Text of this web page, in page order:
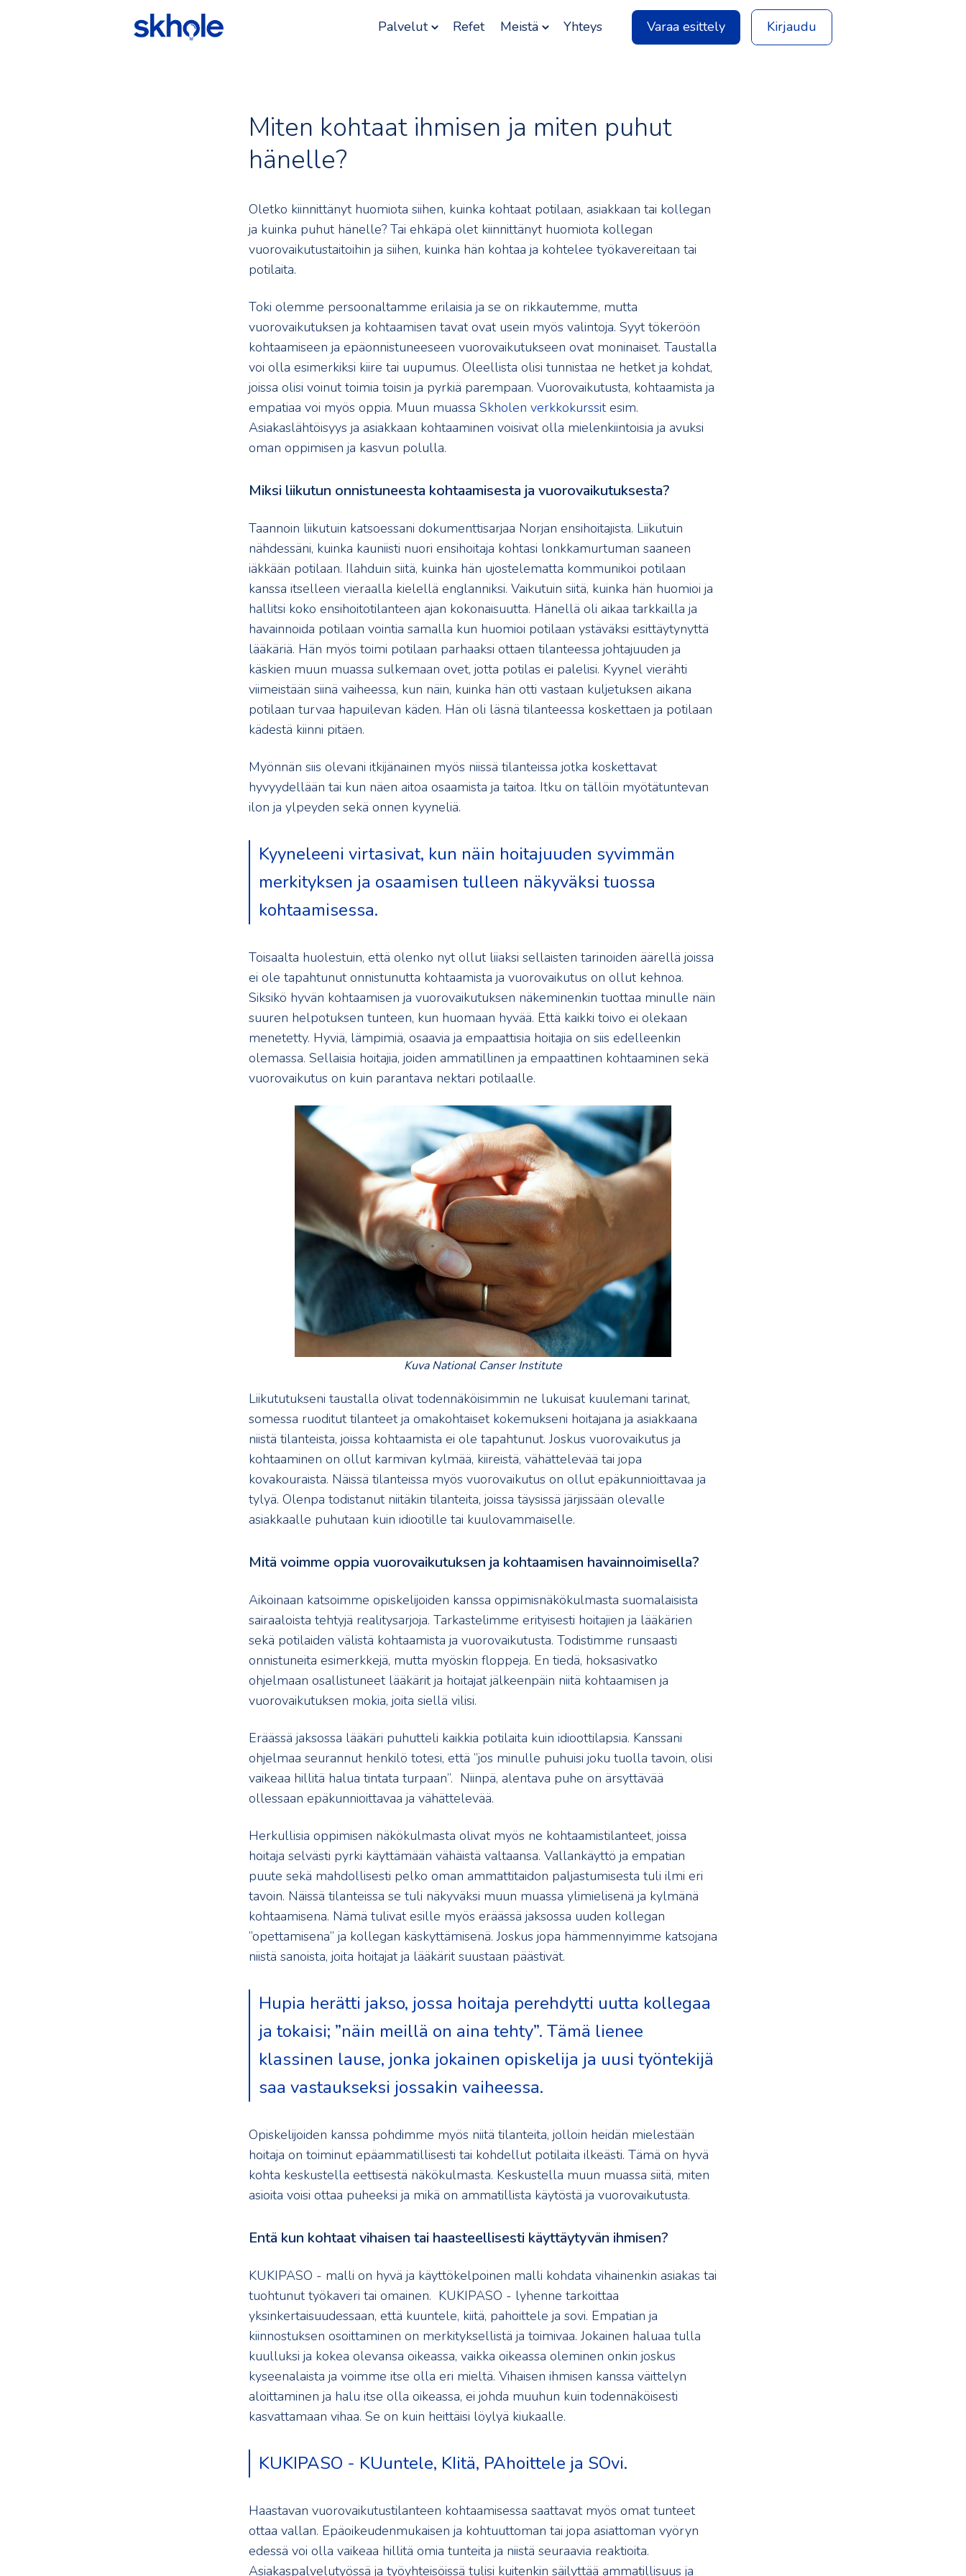
Palvelut Refet Meistä Yhteys Varaa esittely Kirjaudu
Miten kohtaat ihmisen ja miten puhut
hänelle?
Oletko kiinnittänyt huomiota siihen, kuinka kohtaat potilaan, asiakkaan tai kollegan
ja kuinka puhut hänelle? Tai ehkäpä olet kiinnittänyt huomiota kollegan
vuorovaikutustaitoihin ja siihen, kuinka hän kohtaa ja kohtelee työkavereitaan tai
potilaita.
Toki olemme persoonaltamme erilaisia ja se on rikkautemme, mutta
vuorovaikutuksen ja kohtaamisen tavat ovat usein myös valintoja. Syyt tökeröön
kohtaamiseen ja epäonnistuneeseen vuorovaikutukseen ovat moninaiset. Taustalla
voi olla esimerkiksi kiire tai uupumus. Oleellista olisi tunnistaa ne hetket ja kohdat,
joissa olisi voinut toimia toisin ja pyrkiä parempaan. Vuorovaikutusta, kohtaamista ja
empatiaa voi myös oppia. Muun muassa Skholen verkkokurssitesim.
Asiakaslähtöisyys ja asiakkaan kohtaaminen voisivat olla mielenkiintoisia ja avuksi
oman oppimisen ja kasvun polulla.
Miksi liikutun onnistuneesta kohtaamisesta ja vuorovaikutuksesta?
Taannoin liikutuin katsoessani dokumenttisarjaa Norjan ensihoitajista. Liikutuin
nähdessäni, kuinka kauniisti nuori ensihoitaja kohtasi lonkkamurtuman saaneen
iäkkään potilaan. Ilahduin siitä, kuinka hän ujostelematta kommunikoi potilaan
kanssa itselleen vieraalla kielellä englanniksi. Vaikutuin siitä, kuinka hän huomioi ja
hallitsi koko ensihoitotilanteen ajan kokonaisuutta. Hänellä oli aikaa tarkkailla ja
havainnoida potilaan vointia samalla kun huomioi potilaan ystäväksi esittäytynyttä
lääkäriä. Hän myös toimi potilaan parhaaksi ottaen tilanteessa johtajuuden ja
käskien muun muassa sulkemaan ovet, jotta potilas ei palelisi. Kyynel vierähti
viimeistään siinä vaiheessa, kun näin, kuinka hän otti vastaan kuljetuksen aikana
potilaan turvaa hapuilevan käden. Hän oli läsnä tilanteessa koskettaen ja potilaan
kädestä kiinni pitäen.
Myönnän siis olevani itkijänainen myös niissä tilanteissa jotka koskettavat
hyvyydellään tai kun näen aitoa osaamista ja taitoa. Itku on tällöin myötätuntevan
ilon ja ylpeyden sekä onnen kyyneliä.
Kyyneleeni virtasivat, kun näin hoitajuuden syvimmän
merkityksen ja osaamisen tulleen näkyväksi tuossa
kohtaamisessa.
Toisaalta huolestuin, että olenko nyt ollut liiaksi sellaisten tarinoiden äärellä joissa
ei ole tapahtunut onnistunutta kohtaamista ja vuorovaikutus on ollut kehnoa.
Siksikö hyvän kohtaamisen ja vuorovaikutuksen näkeminenkin tuottaa minulle näin
suuren helpotuksen tunteen, kun huomaan hyvää. Että kaikki toivo ei olekaan
menetetty. Hyviä, lämpimiä, osaavia ja empaattisia hoitajia on siis edelleenkin
olemassa. Sellaisia hoitajia, joiden ammatillinen ja empaattinen kohtaaminen sekä
vuorovaikutus on kuin parantava nektari potilaalle.
Kuva National Canser Institute
Liikututukseni taustalla olivat todennäköisimmin ne lukuisat kuulemani tarinat,
somessa ruoditut tilanteet ja omakohtaiset kokemukseni hoitajana ja asiakkaana
niistä tilanteista, joissa kohtaamista ei ole tapahtunut. Joskus vuorovaikutus ja
kohtaaminen on ollut karmivan kylmää, kiireistä, vähättelevää tai jopa
kovakouraista. Näissä tilanteissa myös vuorovaikutus on ollut epäkunnioittavaa ja
tylyä. Olenpa todistanut niitäkin tilanteita, joissa täysissä järjissään olevalle
asiakkaalle puhutaan kuin idiootille tai kuulovammaiselle.
Mitä voimme oppia vuorovaikutuksen ja kohtaamisen havainnoimisella?
Aikoinaan katsoimme opiskelijoiden kanssa oppimisnäkökulmasta suomalaisista
sairaaloista tehtyjä realitysarjoja. Tarkastelimme erityisesti hoitajien ja lääkärien
sekä potilaiden välistä kohtaamista ja vuorovaikutusta. Todistimme runsaasti
onnistuneita esimerkkejä, mutta myöskin floppeja. En tiedä, hoksasivatko
ohjelmaan osallistuneet lääkärit ja hoitajat jälkeenpäin niitä kohtaamisen ja
vuorovaikutuksen mokia, joita siellä vilisi.
Eräässä jaksossa lääkäri puhutteli kaikkia potilaita kuin idioottilapsia. Kanssani
ohjelmaa seurannut henkilö totesi, että ”jos minulle puhuisi joku tuolla tavoin, olisi
vaikeaa hillitä halua tintata turpaan”. Niinpä, alentava puhe on ärsyttävää
ollessaan epäkunnioittavaa ja vähättelevää.
Herkullisia oppimisen näkökulmasta olivat myös ne kohtaamistilanteet, joissa
hoitaja selvästi pyrki käyttämään vähäistä valtaansa. Vallankäyttö ja empatian
puute sekä mahdollisesti pelko oman ammattitaidon paljastumisesta tuli ilmi eri
tavoin. Näissä tilanteissa se tuli näkyväksi muun muassa ylimielisenä ja kylmänä
kohtaamisena. Nämä tulivat esille myös eräässä jaksossa uuden kollegan
”opettamisena” ja kollegan käskyttämisenä. Joskus jopa hämmennyimme katsojana
niistä sanoista, joita hoitajat ja lääkärit suustaan päästivät.
Hupia herätti jakso, jossa hoitaja perehdytti uutta kollegaa
ja tokaisi; ”näin meillä on aina tehty”. Tämä lienee
klassinen lause, jonka jokainen opiskelija ja uusi työntekijä
saa vastaukseksi jossakin vaiheessa.
Opiskelijoiden kanssa pohdimme myös niitä tilanteita, jolloin heidän mielestään
hoitaja on toiminut epäammatillisesti tai kohdellut potilaita ilkeästi. Tämä on hyvä
kohta keskustella eettisestä näkökulmasta. Keskustella muun muassa siitä, miten
asioita voisi ottaa puheeksi ja mikä on ammatillista käytöstä ja vuorovaikutusta.
Entä kun kohtaat vihaisen tai haasteellisesti käyttäytyvän ihmisen?
KUKIPASO - malli on hyvä ja käyttökelpoinen malli kohdata vihainenkin asiakas tai
tuohtunut työkaveri tai omainen. KUKIPASO - lyhenne tarkoittaa
yksinkertaisuudessaan, että kuuntele, kiitä, pahoittele ja sovi. Empatian ja
kiinnostuksen osoittaminen on merkityksellistä ja toimivaa. Jokainen haluaa tulla
kuulluksi ja kokea olevansa oikeassa, vaikka oikeassa oleminen onkin joskus
kyseenalaista ja voimme itse olla eri mieltä. Vihaisen ihmisen kanssa väittelyn
aloittaminen ja halu itse olla oikeassa, ei johda muuhun kuin todennäköisesti
kasvattamaan vihaa. Se on kuin heittäisi löylyä kiukaalle.
KUKIPASO - KUuntele, KIitä, PAhoittele ja SOvi.
Haastavan vuorovaikutustilanteen kohtaamisessa saattavat myös omat tunteet
ottaa vallan. Epäoikeudenmukaisen ja kohtuuttoman tai jopa asiattoman vyöryn
edessä voi olla vaikeaa hillitä omia tunteita ja niistä seuraavia reaktioita.
Asiakaspalvelutyössä ja työyhteisöissä tulisi kuitenkin säilyttää ammatillisuus ja